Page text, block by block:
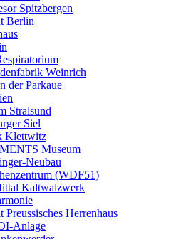
Spitzbergen
Berlin
Weinrich
der Parkaue
Stralsund
Siel
Klettwitz
Museum
Neubau
(WDF51)
Kaltwalzwerk
Preussisches Herrenhaus
Anlage